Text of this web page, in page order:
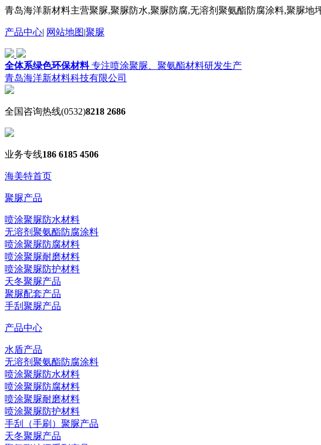
青岛海洋新材料主营聚脲,聚脲防水,聚脲防腐,无溶剂聚氨酯防腐涂料,聚脲地
产品中心| 网站地图|聚脲
全体系绿色环保材料专注喷涂聚脲、聚氨酯材料研发生产
青岛海洋新材料科技有限公司
全国咨询热线(0532)8218 2686
业务专线186 6185 4506
海美特首页
聚脲产品
喷涂聚脲防水材料
无溶剂聚氨酯防腐涂料
喷涂聚脲防腐材料
喷涂聚脲耐磨材料
喷涂聚脲防护材料
天冬聚脲产品
聚脲配套产品
手刮聚脲产品
产品中心
水盾产品
无溶剂聚氨酯防腐涂料
喷涂聚脲防水材料
喷涂聚脲防腐材料
喷涂聚脲耐磨材料
喷涂聚脲防护材料
手刮（手刷）聚脲产品
天冬聚脲产品